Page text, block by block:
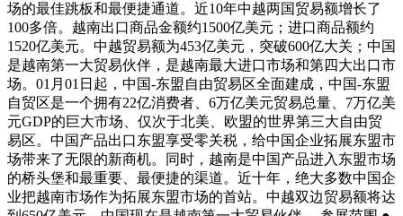
场的最佳跳板和最便捷通道。近10年中越两国贸易额增长了
100多倍。越南出口商品金额约1500亿美元；进口商品额约
1520亿美元。中越贸易额为453亿美元，突破600亿大关；中国
是越南第一大贸易伙伴，是越南最大进口市场和第四大出口市
场。01月01日起，中国-东盟自由贸易区全面建成，中国-东盟
自贸区是一个拥有22亿消费者、6万亿美元贸易总量、7万亿美
元GDP的巨大市场、仅次于北美、欧盟的世界第三大自由贸
易区。中国产品出口东盟享受零关税，给中国企业拓展东盟市
场带来了无限的新商机。同时，越南是中国产品进入东盟市场
的桥头堡和最重要、最便捷的渠道。近十年，绝大多数中国企
业把越南市场作为拓展东盟市场的首站。中越双边贸易额将达